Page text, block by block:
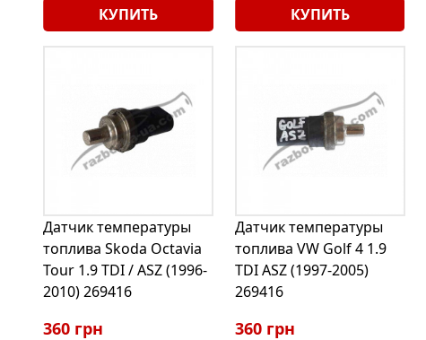
КУПИТЬ КУПИТЬ
Датчик температуры
топлива Skoda Octavia
Tour 1.9 TDI / ASZ (1996-
2010) 269416
360 грн
Датчик температуры
топлива VW Golf 4 1.9
TDI ASZ (1997-2005)
269416
360 грн